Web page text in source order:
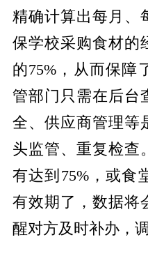
精确计算出每月、
保学校采购食材的
的75%，从而保障
管部门只需在后台
全、供应商管理等
头监管、重复检查
有达到75%，或食
有效期了，数据将
醒对方及时补办，